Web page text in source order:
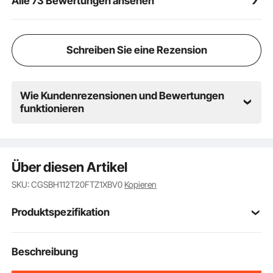
Haben Sie Fragen, können Sie sich gerne an uns
Schreiben Sie eine Rezension
Wie Kundenrezensionen und Bewertungen
funktionieren
Über diesen Artikel
SKU: CGSBH112T20FTZ1XBV0 Kopieren
Produktspezifikation
Hubkraft
Beschreibung